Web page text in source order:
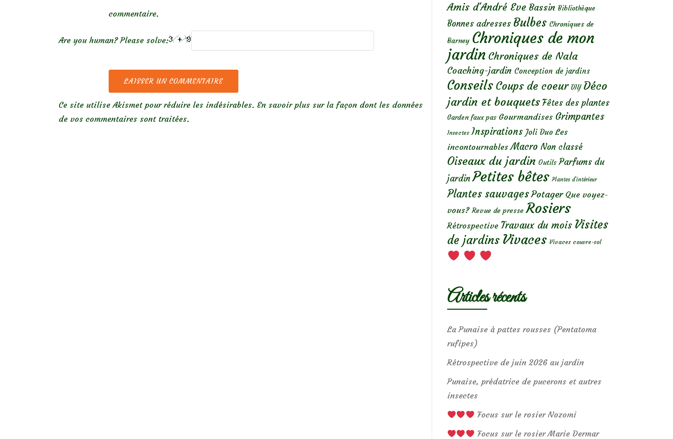
commentaire.
Are you human? Please solve:
Ce site utilise Akismet pour réduire les indésirables. En savoir plus sur la façon dont les données
de vos commentaires sont traitées.
Amis d'André Eve Bassin Bibliothèque
Bonnes adresses Bulbes Chroniques de
Barney Chroniques de mon
jardin Chroniques de Nala
Coaching-jardin Conception de jardins
Conseils Coups de coeur DIY Déco
jardin et bouquets Fêtes des plantes
Garden faux pas Gourmandises Grimpantes
Insectes Inspirations Joli Duo Les
incontournables Macro Non classé
Oiseaux du jardin Outils Parfums du
jardin Petites bêtes Plantes d’intérieur
Plantes sauvages Potager Que voyez-
vous? Revue de presse Rosiers
Rétrospective Travaux du mois Visites
de jardins Vivaces Vivaces couvre-sol
Articles récents
La Punaise à pattes rousses (Pentatoma
rufipes)
Rétrospective de juin 2026 au jardin
Punaise, prédatrice de pucerons et autres
insectes
Focus sur le rosier Nozomi
Focus sur le rosier Marie Dermar